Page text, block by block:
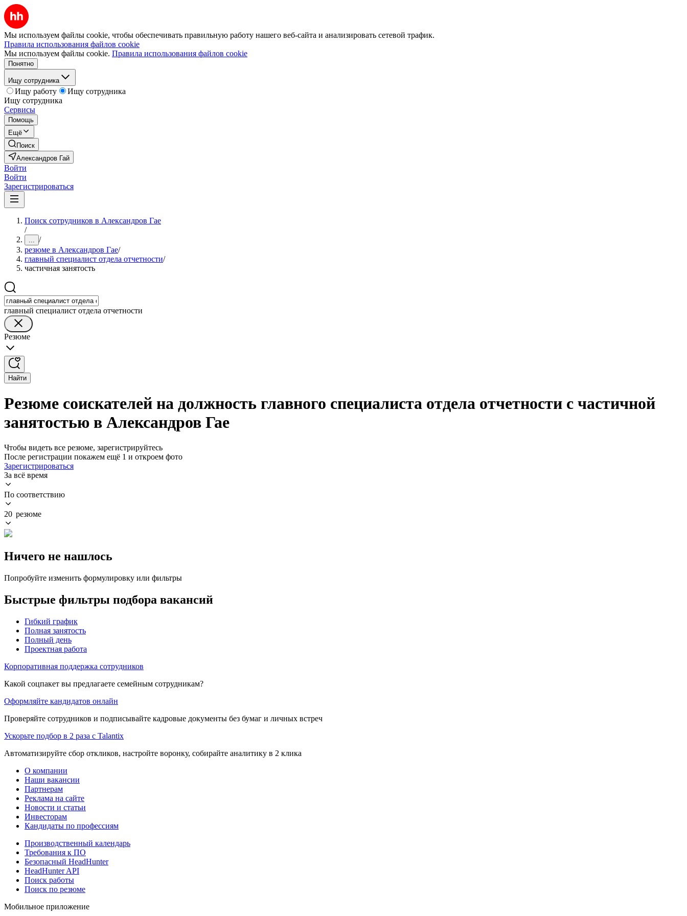
Мы используем файлы cookie, чтобы обеспечивать правильную работу нашего веб-сайта и анализировать сетевой трафик.
Правила использования файлов cookie
Мы используем файлы cookie. Правила использования файлов cookie
Понятно
Ищу сотрудника
Ищу работу
Ищу сотрудника
Ищу сотрудника
Сервисы
Помощь
Ещё
Поиск
Александров Гай
Войти
Войти
Зарегистрироваться
Поиск сотрудников в Александров Гае
/
... /
резюме в Александров Гае/
главный специалист отдела отчетности/
частичная занятость
главный специалист отдела отчетности
Резюме
Найти
Резюме соискателей на должность главного специалиста отдела отчетности с частичной
занятостью в Александров Гае
Чтобы видеть все резюме, зарегистрируйтесь
После регистрации покажем ещё 1 и откроем фото
Зарегистрироваться
За всё время
По соответствию
20 резюме
Ничего не нашлось
Попробуйте изменить формулировку или фильтры
Быстрые фильтры подбора вакансий
Гибкий график
Полная занятость
Полный день
Проектная работа
Корпоративная поддержка сотрудников
Какой соцпакет вы предлагаете семейным сотрудникам?
Оформляйте кандидатов онлайн
Проверяйте сотрудников и подписывайте кадровые документы без бумаг и личных встреч
Ускорьте подбор в 2 раза с Talantix
Автоматизируйте сбор откликов, настройте воронку, собирайте аналитику в 2 клика
О компании
Наши вакансии
Партнерам
Реклама на сайте
Новости и статьи
Инвесторам
Кандидаты по профессиям
Производственный календарь
Требования к ПО
Безопасный HeadHunter
HeadHunter API
Поиск работы
Поиск по резюме
Мобильное приложение